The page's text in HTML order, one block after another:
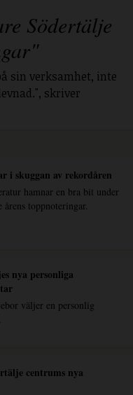
Södertälje
sin verksamhet, inte
skriver
i skuggan av rekordåren
hamnar en bra bit under
årens toppnoteringar.
nya personliga
väljer en personlig
centrums nya